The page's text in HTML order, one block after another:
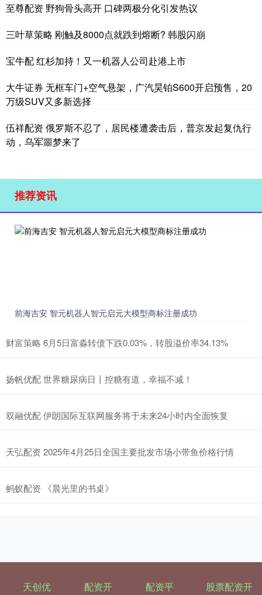
至尊配资 野狗骨头高开 口碑两极分化引发热议
三叶草策略 刚触及8000点就跌到熔断? 韩股闪崩
宝牛配 红杉加持！又一机器人公司赴港上市
大牛证券 无框车门+空气悬架，广汽昊铂S600开启预售，20
万级SUV又多新选择
伍祥配资 俄罗斯不忍了，居民楼遭袭击后，普京发起复仇行
动，乌军噩梦来了
推荐资讯
前海吉安 智元机器人智元启元大模型商标注册成功
财富策略 6月5日富淼转债下跌0.03%，转股溢价率34.13%
扬帆优配 世界糖尿病日丨控糖有道，幸福不减！
双融优配 伊朗国际互联网服务将于未来24小时内全面恢复
天弘配资 2025年4月25日全国主要批发市场小带鱼价格行情
蚂蚁配资 《晨光里的书桌》
天创优
配资开
配资平
股票配资开